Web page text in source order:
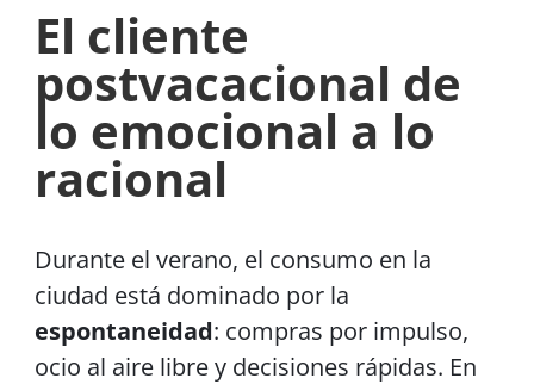
El cliente
postvacacional de
lo emocional a lo
racional
Durante el verano, el consumo en la
ciudad está dominado por la
espontaneidad: compras por impulso,
ocio al aire libre y decisiones rápidas. En